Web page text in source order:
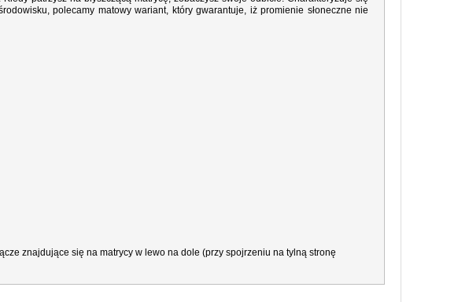
polecamy matowy wariant, który gwarantuje, iż promienie słoneczne nie
znajdujące się na matrycy w lewo na dole (przy spojrzeniu na tylną stronę